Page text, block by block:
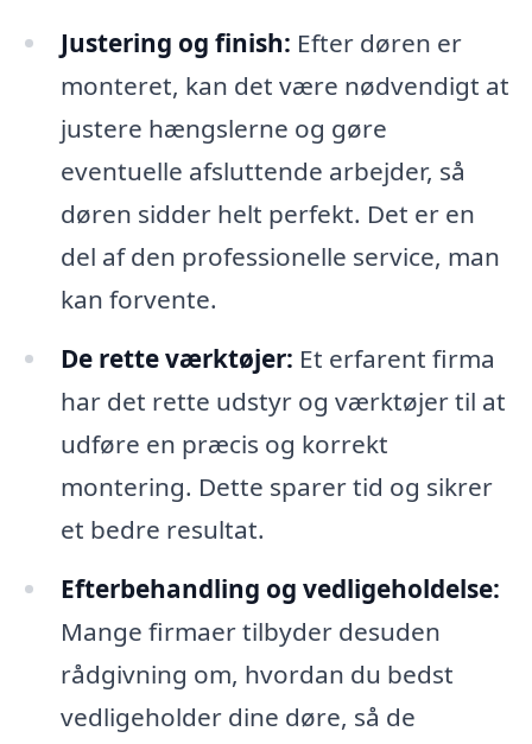
Justering og finish: Efter døren er
monteret, kan det være nødvendigt at
justere hængslerne og gøre
eventuelle afsluttende arbejder, så
døren sidder helt perfekt. Det er en
del af den professionelle service, man
kan forvente.
De rette værktøjer: Et erfarent firma
har det rette udstyr og værktøjer til at
udføre en præcis og korrekt
montering. Dette sparer tid og sikrer
et bedre resultat.
Efterbehandling og vedligeholdelse:
Mange firmaer tilbyder desuden
rådgivning om, hvordan du bedst
vedligeholder dine døre, så de